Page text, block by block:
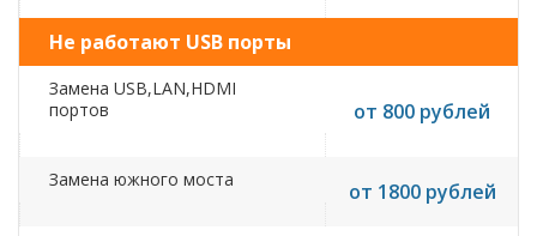
Не работают USB порты
Замена USB,LAN,HDMI
портов
от 800 рублей
Замена южного моста от 1800 рублей